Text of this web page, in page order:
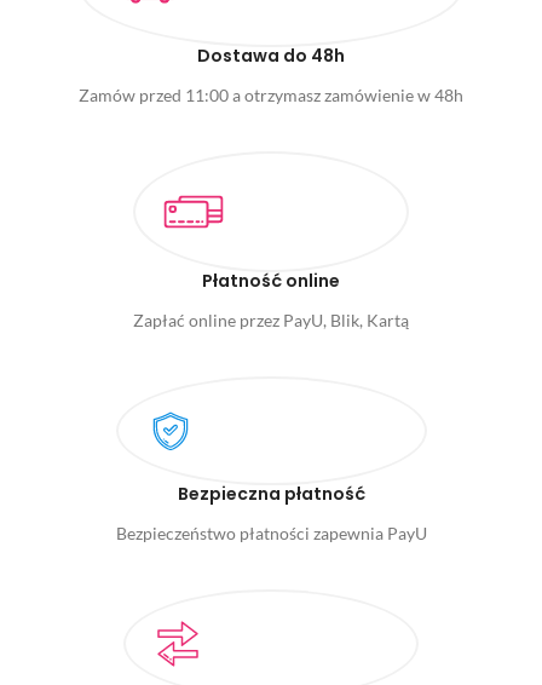
Dostawa do 48h
Zamów przed 11:00 a otrzymasz zamówienie w 48h
Płatność online
Zapłać online przez PayU, Blik, Kartą
Bezpieczna płatność
Bezpieczeństwo płatności zapewnia PayU